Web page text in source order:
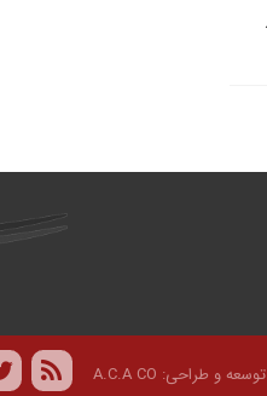
توسعه و طراحی: A.C.A CO